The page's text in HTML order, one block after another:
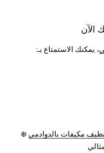
الآن
، يمكنك الاستمتاع بـ:
مكيفات بالدوادمي ❄️